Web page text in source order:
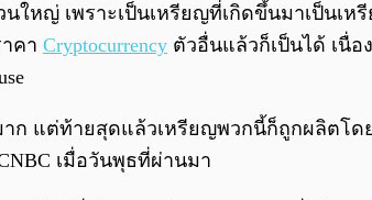
นใหญ่ เพราะเป็นเหรียญที่เกิดขึ้นมาเป็นเ
คา Cryptocurrency ตัวอื่นแล้วก็เป็นได้ เนื่
ก แต่ท้ายสุดแล้วเหรียญพวกนี้ก็ถูกผลิตโด
เมื่อวันพุธที่ผ่านมา